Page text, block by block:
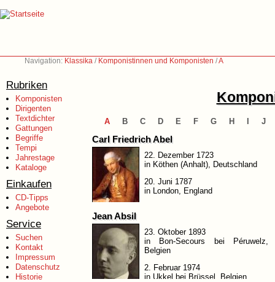
Navigation: Klassika / Komponistinnen und Komponisten /A
Rubriken
Komponisten
Dirigenten
Textdichter
Gattungen
Begriffe
Tempi
Jahrestage
Kataloge
Einkaufen
CD-Tipps
Angebote
Service
Suchen
Kontakt
Impressum
Datenschutz
Historie
A B C D E F G H J
Carl Friedrich Abel
22. Dezember 1723
in Köthen (Anhalt), Deutschland
20. Juni 1787
in London, England
Jean Absil
23. Oktober 1893
in Bon-Secours bei Péruwelz,
Belgien
2. Februar 1974
in Ukkel bei Brüssel, Belgien